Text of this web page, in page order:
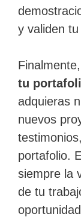
y validen
Finalmente,
tu
adquieras
nuevos
portafolio.
siempre la
de tu